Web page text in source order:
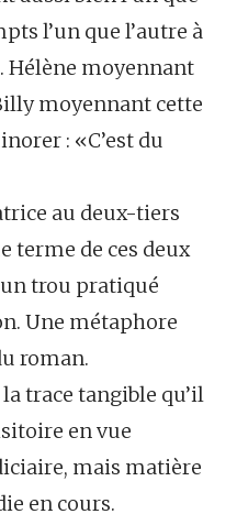
l’un que l’autre à
Hélène moyennant
moyennant cette
: «C’est du
au deux-tiers
terme de ces deux
trou pratiqué
Une métaphore
roman.
trace tangible qu’il
en vue
mais matière
en cours.